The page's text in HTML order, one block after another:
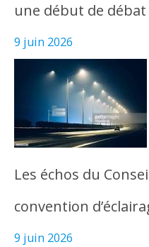
une début de
9 juin 2026
Les échos du
convention
9 juin 2026